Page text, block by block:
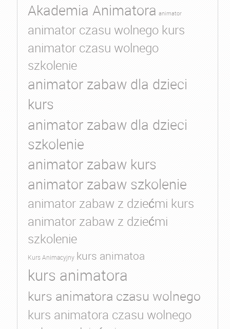
Akademia Animatora animator
animator czasu wolnego kurs
animator czasu wolnego
szkolenie
animator zabaw dla dzieci
kurs
animator zabaw dla dzieci
szkolenie
animator zabaw kurs
animator zabaw szkolenie
animator zabaw z dziećmi kurs
animator zabaw z dziećmi
szkolenie
Kurs Animacyjny kurs animatoa
kurs animatora
kurs animatora czasu wolnego
kurs animatora czasu wolnego